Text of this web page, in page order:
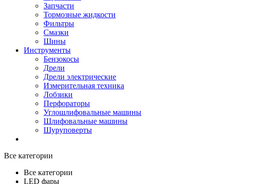
Запчасти
Тормозные жидкости
Фильтры
Смазки
Шины
Инструменты
Бензокосы
Дрели
Дрели электрические
Измерительная техника
Лобзики
Перфораторы
Углошлифовальные машины
Шлифовальные машины
Шуруповерты
Все категории
Все категории
LED фары